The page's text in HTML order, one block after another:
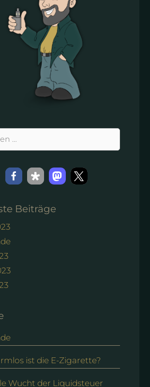
Beiträge
ist die E-Zigarette?
Wucht der Liquidsteuer